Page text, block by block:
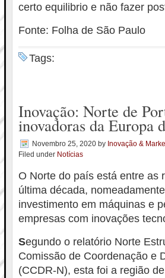
certo equilibrio e não fazer
Fonte: Folha de São Paulo
Tags:
Inovação: Norte de
inovadoras da Europa
Novembro 25, 2020 by Inovação &
Filed under Notícias
O Norte do país está entre as
última década,
investimento em máquinas e
empresas com inovações
Segundo o relatório Norte
Comissão de Coordenação e
(CCDR-N), esta foi a região